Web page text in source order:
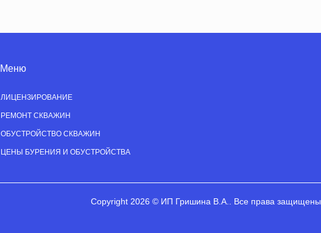
Меню
ЛИЦЕНЗИРОВАНИЕ
РЕМОНТ СКВАЖИН
ОБУСТРОЙСТВО СКВАЖИН
ЦЕНЫ БУРЕНИЯ И ОБУСТРОЙСТВА
Copyright 2026 © ИП Гришина В.А.. Все права защищены